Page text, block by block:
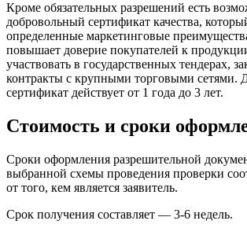
Кроме обязательных разрешений есть
добровольный сертификат качества,
определенные маркетинговые
повышает доверие покупателей к
участвовать в государственных тендерах,
контракты с крупными торговыми сетями.
сертификат действует от 1 года до 3 лет.
Стоимость и сроки
Сроки оформления разрешительной
выбранной схемы проведения проверки
от того, кем является заявитель.
Срок получения составляет — 3-6 недель.